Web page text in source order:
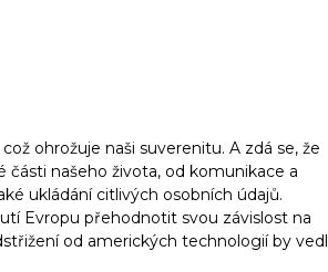
ohrožuje naši suverenitu. A zdá se, že
našeho života, od komunikace a
ukládání citlivých osobních údajů.
Evropu přehodnotit svou závislost na
od amerických technologií by vedl